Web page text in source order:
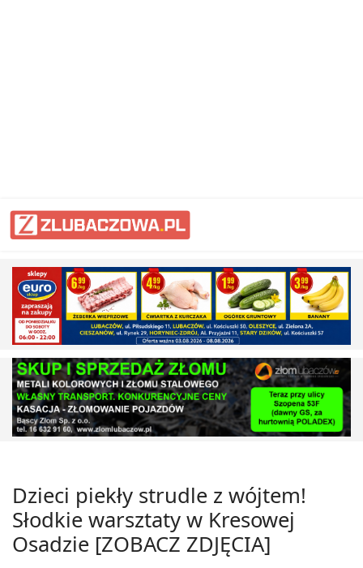
Dzieci piekły strudle z wójtem!
Słodkie warsztaty w Kresowej
Osadzie [ZOBACZ ZDJĘCIA]